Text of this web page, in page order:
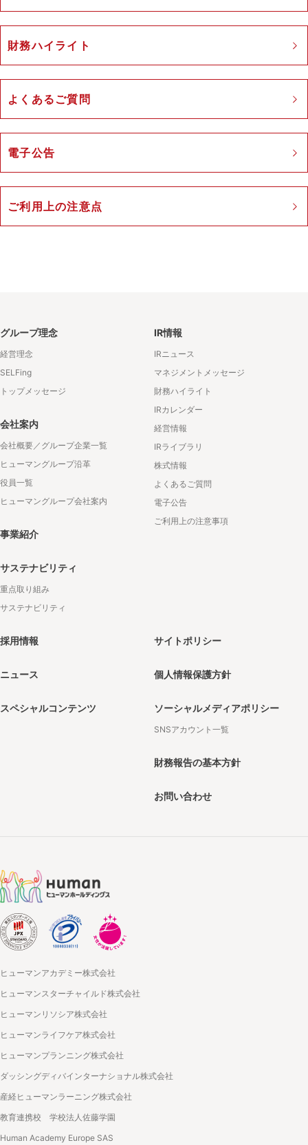
財務ハイライト
よくあるご質問
電子公告
ご利用上の注意点
グループ理念
経営理念
SELFing
トップメッセージ
会社案内
会社概要／グループ企業一覧
ヒューマングループ沿革
役員一覧
ヒューマングループ会社案内
事業紹介
サステナビリティ
重点取り組み
サステナビリティ
IR情報
IRニュース
マネジメントメッセージ
財務ハイライト
IRカレンダー
経営情報
IRライブラリ
株式情報
よくあるご質問
電子公告
ご利用上の注意事項
採用情報
ニュース
スペシャルコンテンツ
サイトポリシー
個人情報保護方針
ソーシャルメディアポリシー
SNSアカウント一覧
財務報告の基本方針
お問い合わせ
ヒューマンアカデミー株式会社
ヒューマンスターチャイルド株式会社
ヒューマンリソシア株式会社
ヒューマンライフケア株式会社
ヒューマンプランニング株式会社
ダッシングディバインターナショナル株式会社
産経ヒューマンラーニング株式会社
教育連携校 学校法人佐藤学園
Human Academy Europe SAS